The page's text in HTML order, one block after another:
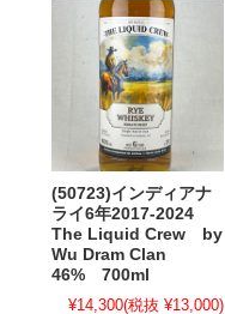
(50723)インディアナ
ライ6年2017-2024
The Liquid Crew by
Wu Dram Clan
46% 700ml
¥14,300(税抜 ¥13,000)